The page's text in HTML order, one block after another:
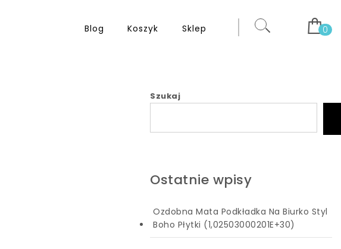
Blog Koszyk Sklep 0
Szukaj
Ostatnie wpisy
Ozdobna Mata Podkładka Na Biurko Styl
Boho Płytki (1,02503000201E+30)